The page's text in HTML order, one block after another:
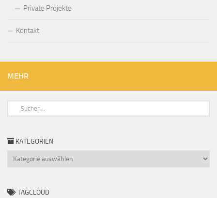
Private Projekte
Kontakt
MEHR
KATEGORIEN
TAGCLOUD